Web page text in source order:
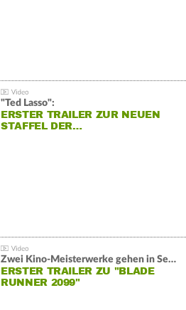
"Ted Lasso":
ERSTER TRAILER ZUR NEUEN
STAFFEL DER…
Zwei Kino-Meisterwerke gehen in Serie:
ERSTER TRAILER ZU "BLADE
RUNNER 2099"